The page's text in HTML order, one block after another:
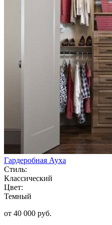
Гардеробная Ауха
Стиль:
Классический
Цвет:
Темный
от 40 000 руб.